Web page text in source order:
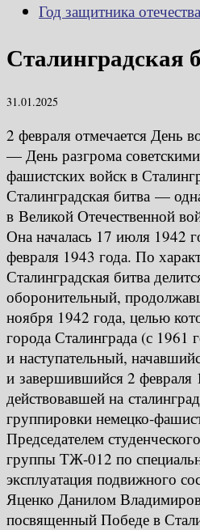
Год защитника отечества
Сталинградская
31.01.2025
2 февраля отмечается День
— День разгрома
фашистских войск в
Сталинградская битва —
в Великой Отечественной
Она началась 17 июля 1942
февраля 1943 года. По
Сталинградская битва
оборонительный,
ноября 1942 года, целью
города Сталинграда (с
и наступательный,
и завершившийся 2 февраля
действовавшей на
группировки немецко-
Председателем
группы ТЖ-012 по
эксплуатация подвижного
Яценко Данилом
посвященный Победе в